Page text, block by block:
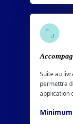
Suite au
permettra
application